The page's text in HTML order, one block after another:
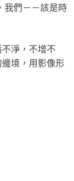
我們－－該是時
淨，不增不
境，用影像形